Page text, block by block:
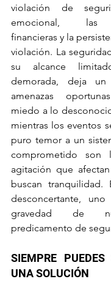
violación de
emocional, las
financieras y la
violación. La
su alcance
demorada, deja
amenazas
miedo a lo
mientras los eventos
puro temor a un
comprometido son
agitación que
buscan tranquilidad.
desconcertante,
gravedad de
predicamento de
SIEMPRE
UNA SOLUCIÓN